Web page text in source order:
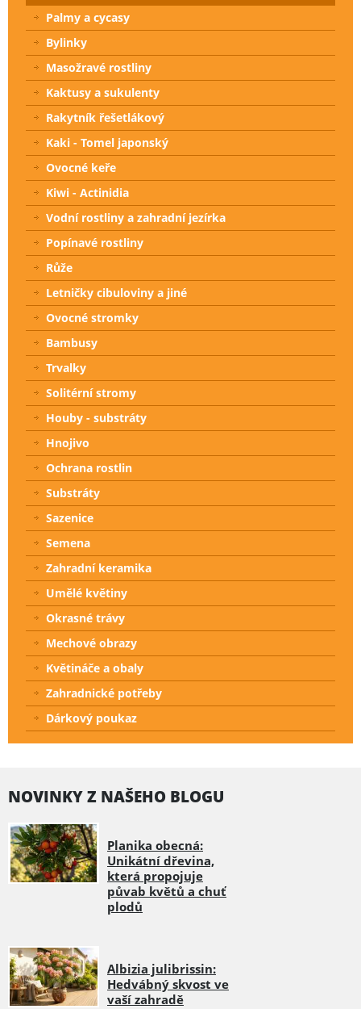
Palmy a cycasy
Bylinky
Masožravé rostliny
Kaktusy a sukulenty
Rakytník řešetlákový
Kaki - Tomel japonský
Ovocné keře
Kiwi - Actinidia
Vodní rostliny a zahradní jezírka
Popínavé rostliny
Růže
Letničky cibuloviny a jiné
Ovocné stromky
Bambusy
Trvalky
Solitérní stromy
Houby - substráty
Hnojivo
Ochrana rostlin
Substráty
Sazenice
Semena
Zahradní keramika
Umělé květiny
Okrasné trávy
Mechové obrazy
Květináče a obaly
Zahradnické potřeby
Dárkový poukaz
NOVINKY Z NAŠEHO BLOGU
Planika obecná:
Unikátní dřevina,
která propojuje
půvab květů a chuť
plodů
Albizia julibrissin:
Hedvábný skvost ve
vaší zahradě